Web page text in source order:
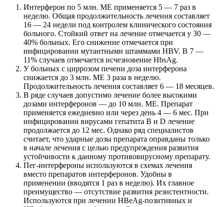
Интерферон по 5 млн. МЕ применяется 5 — 7 раз в
неделю. Общая продолжительность лечения составляет
16 — 24 недели под контролем клинического состояния
больного. Стойкий ответ на лечение отмечается у 30 —
40% больных. Его снижение отмечается при
инфицировании мутантными штаммами HВV. В 7 —
11% случаев отмечается исчезновение HbsAg.
У больных с циррозом печени доза интерферона
снижается до 3 млн. МЕ 3 раза в неделю.
Продолжительность лечения составляет 6 — 18 месяцев.
В ряде случаев допустимо лечение более высокими
дозами интерферонов — до 10 млн. МЕ. Препарат
применяется ежедневно или через день 4 — 6 мес. При
инфицировании вирусами гепатита В и D лечение
продолжается до 12 мес. Однако ряд специалистов
считает, что ударные дозы препарата оправданы только
в начале лечения с целью предупреждения развития
устойчивости к данному противовирусному препарату.
Пег-интерфероны используются в схемах лечения
вместо препаратов интерферонов. Удобны в
применении (вводятся 1 раз в неделю). Их главное
преимущество — отсутствие развития резистентности.
Используются при лечении HBeAg-позитивных и